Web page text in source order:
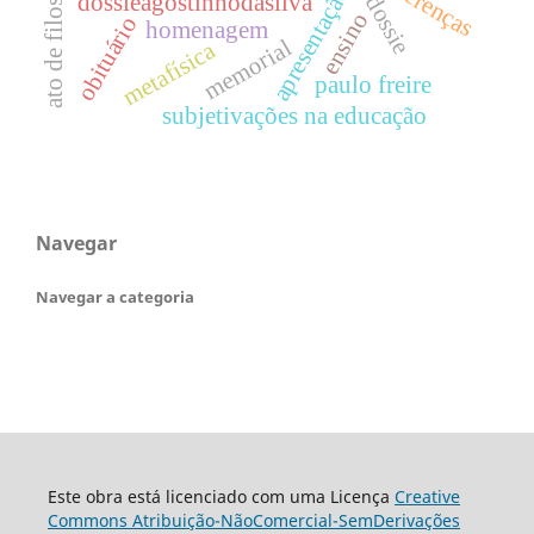
apresentação
obituário homenagem
memorial
subjetivações na educação
metafísica paulo freire
ato de filosofar ensino
Navegar
Navegar a categoria
Este obra está licenciado com uma Licença Creative
Commons Atribuição-NãoComercial-SemDerivações